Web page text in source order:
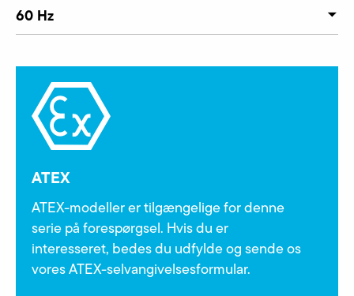
60 Hz
ATEX
ATEX-modeller er tilgængelige for denne
serie på forespørgsel. Hvis du er
interesseret, bedes du udfylde og sende os
vores ATEX-selvangivelsesformular.